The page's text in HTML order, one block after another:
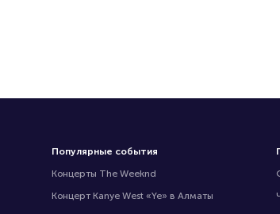
Популярные события
Концерты The Weeknd
Концерт Kanye West «Ye» в Алматы